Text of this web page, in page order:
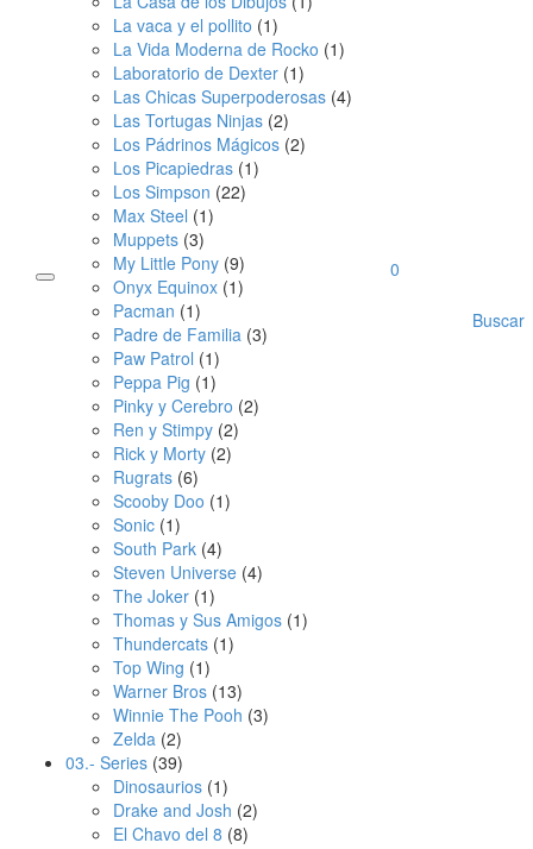
0
Buscar
La vaca y el pollito (1)
La Vida Moderna de Rocko (1)
Laboratorio de Dexter (1)
Las Chicas Superpoderosas (4)
Las Tortugas Ninjas (2)
Los Pádrinos Mágicos (2)
Los Picapiedras (1)
Los Simpson (22)
Max Steel (1)
Muppets (3)
My Little Pony (9)
Onyx Equinox (1)
Pacman (1)
Padre de Familia (3)
Paw Patrol (1)
Peppa Pig (1)
Pinky y Cerebro (2)
Ren y Stimpy (2)
Rick y Morty (2)
Rugrats (6)
Scooby Doo (1)
Sonic (1)
South Park (4)
Steven Universe (4)
The Joker (1)
Thomas y Sus Amigos (1)
Thundercats (1)
Top Wing (1)
Warner Bros (13)
Winnie The Pooh (3)
Zelda (2)
03.- Series (39)
Dinosaurios (1)
Drake and Josh (2)
El Chavo del 8 (8)